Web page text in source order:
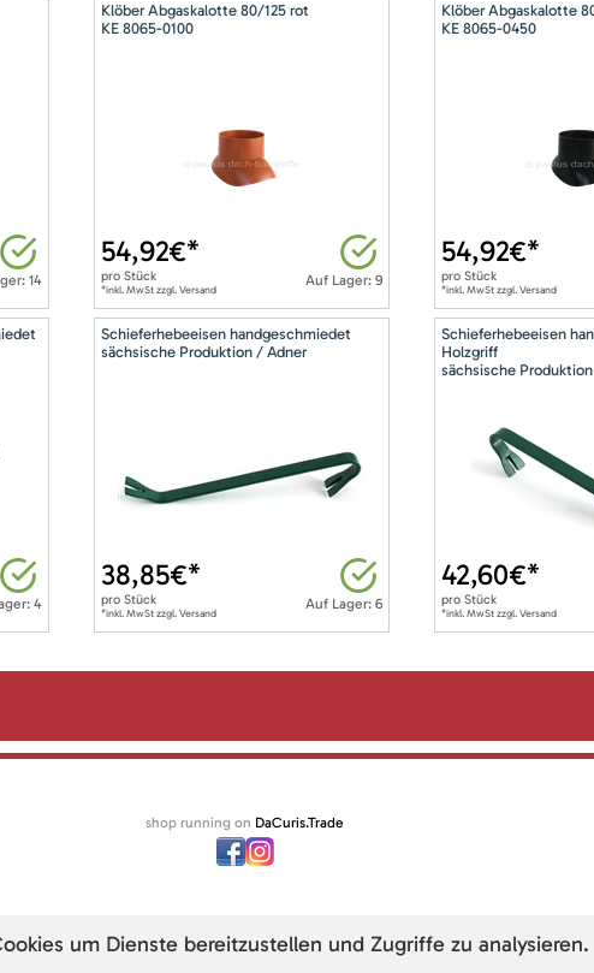
14
Klöber Abgaskalotte 80/125 rot
KE 8065-0100
Auf Lager: 9
54,92€*
pro Stück
*inkl. MwSt zzgl. Versand
Klöber Abgaskalotte
KE 8065-0450
54,92€*
pro Stück
*inkl. MwSt zzgl. Versand
4
Schieferhebeeisen handgeschmiedet
sächsische Produktion / Adner
Auf Lager: 6
38,85€*
pro Stück
*inkl. MwSt zzgl. Versand
Schieferhebeeisen
Holzgriff
sächsische
42,60€*
pro Stück
*inkl. MwSt zzgl. Versand
shop running on DaCuris.Trade
um Dienste bereitzustellen und Zugriffe zu analysieren.